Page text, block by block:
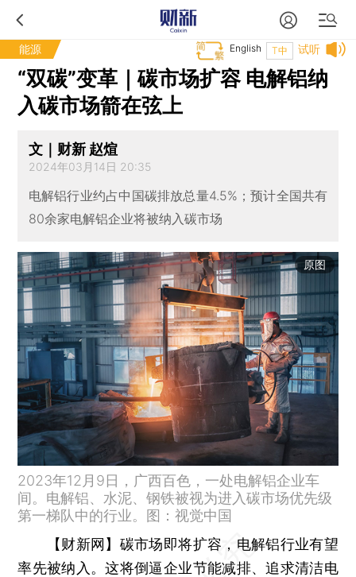
能源 试听
T中
English
“双碳”变革｜碳市场扩容 电解铝纳
入碳市场箭在弦上
文｜财新 赵煊
2024年03月14日 20:35
电解铝行业约占中国碳排放总量4.5%；预计全国共有
80余家电解铝企业将被纳入碳市场
原图
2023年12月9日，广西百色，一处电解铝企业车
间。电解铝、水泥、钢铁被视为进入碳市场优先级
第一梯队中的行业。图：视觉中国
【财新网】 碳市场即将扩容，电解铝行业有望
率先被纳入。这将倒逼企业节能减排、追求清洁电